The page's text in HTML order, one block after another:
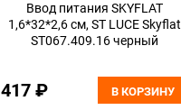
Ввод питания SKYFLAT
1,6*32*2,6 см, ST LUCE Skyflat
ST067.409.16 черный
417 ₽ В КОРЗИНУ